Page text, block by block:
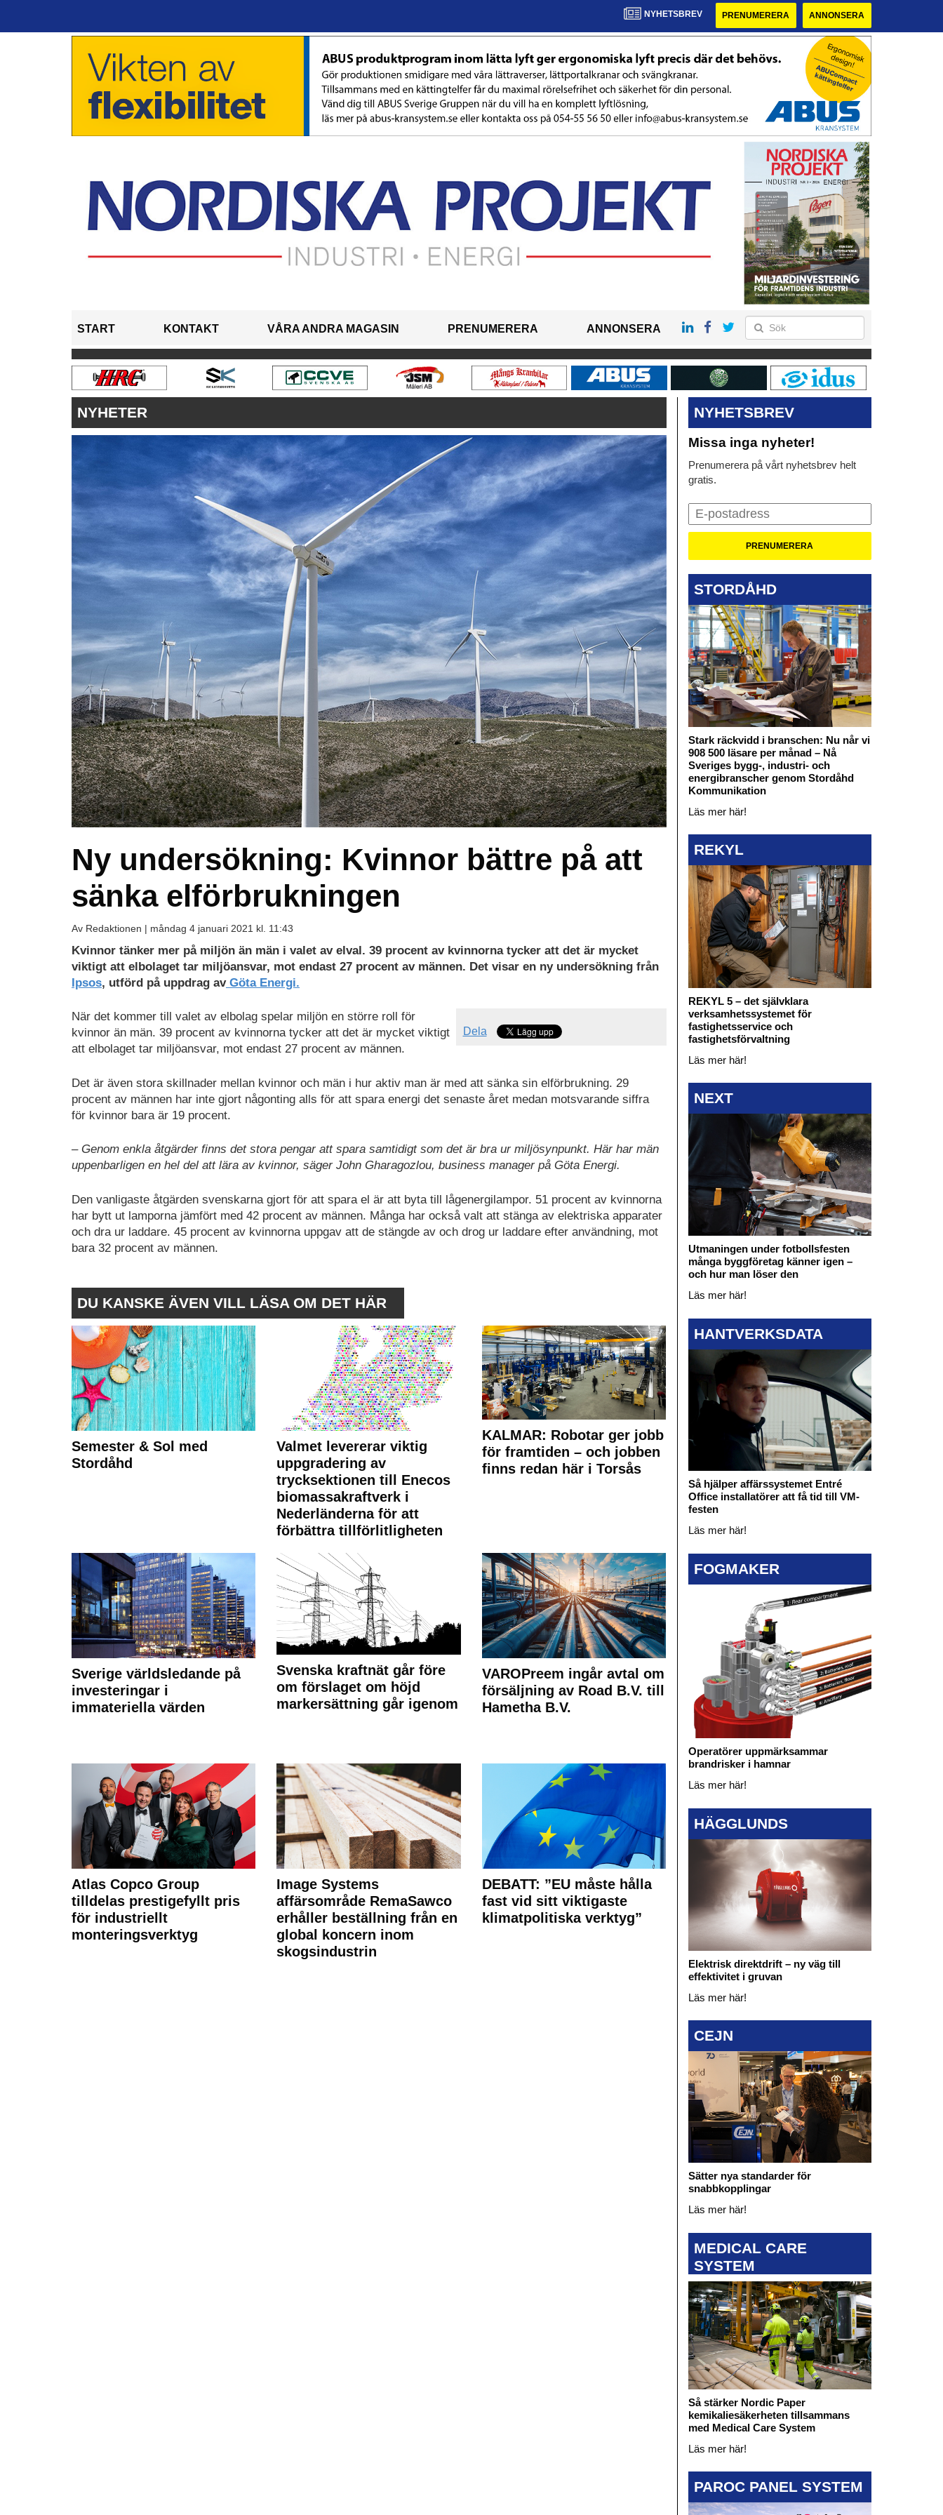
NYHETSBREV PRENUMERERA ANNONSERA
START KONTAKT VÅRA ANDRA MAGASIN PRENUMERERA ANNONSERA
NYHETER
Ny undersökning: Kvinnor bättre på att
sänka elförbrukningen
Av Redaktionen | måndag 4 januari 2021 kl. 11:43
Kvinnor tänker mer på miljön än män i valet av elval. 39 procent av kvinnorna tycker att det är mycket
viktigt att elbolaget tar miljöansvar, mot endast 27 procent av männen. Det visar en ny undersökning från
Ipsos, utförd på uppdrag avGöta Energi.
Dela
När det kommer till valet av elbolag spelar miljön en större roll för
kvinnor än män. 39 procent av kvinnorna tycker att det är mycket viktigt
att elbolaget tar miljöansvar, mot endast 27 procent av männen.
Det är även stora skillnader mellan kvinnor och män i hur aktiv man är med att sänka sin elförbrukning. 29
procent av männen har inte gjort någonting alls för att spara energi det senaste året medan motsvarande siffra
för kvinnor bara är 19 procent.
– Genom enkla åtgärder finns det stora pengar att spara samtidigt som det är bra ur miljösynpunkt. Här har män
uppenbarligen en hel del att lära av kvinnor, säger John Gharagozlou, business manager på Göta Energi.
Den vanligaste åtgärden svenskarna gjort för att spara el är att byta till lågenergilampor. 51 procent av kvinnorna
har bytt ut lamporna jämfört med 42 procent av männen. Många har också valt att stänga av elektriska apparater
och dra ur laddare. 45 procent av kvinnorna uppgav att de stängde av och drog ur laddare efter användning, mot
bara 32 procent av männen.
DU KANSKE ÄVEN VILL LÄSA OM DET HÄR
Semester & Sol med
Stordåhd
Valmet levererar viktig
uppgradering av
trycksektionen till Enecos
biomassakraftverk i
Nederländerna för att
förbättra tillförlitligheten
KALMAR: Robotar ger jobb
för framtiden – och jobben
finns redan här i Torsås
Sverige världsledande på
investeringar i
immateriella värden
Svenska kraftnät går före
om förslaget om höjd
markersättning går igenom
VAROPreem ingår avtal om
försäljning av Road B.V. till
Hametha B.V.
Atlas Copco Group
tilldelas prestigefyllt pris
för industriellt
monteringsverktyg
Image Systems
affärsområde RemaSawco
erhåller beställning från en
global koncern inom
skogsindustrin
DEBATT: ”EU måste hålla
fast vid sitt viktigaste
klimatpolitiska verktyg”
NYHETSBREV
Missa inga nyheter!
Prenumerera på vårt nyhetsbrev helt
gratis.
STORDÅHD
Stark räckvidd i branschen: Nu når vi
908 500 läsare per månad – Nå
Sveriges bygg-, industri- och
energibranscher genom Stordåhd
Kommunikation
Läs mer här!
REKYL
REKYL 5 – det självklara
verksamhetssystemet för
fastighetsservice och
fastighetsförvaltning
Läs mer här!
NEXT
Utmaningen under fotbollsfesten
många byggföretag känner igen –
och hur man löser den
Läs mer här!
HANTVERKSDATA
Så hjälper affärssystemet Entré
Office installatörer att få tid till VM-
festen
Läs mer här!
FOGMAKER
Operatörer uppmärksammar
brandrisker i hamnar
Läs mer här!
HÄGGLUNDS
Elektrisk direktdrift – ny väg till
effektivitet i gruvan
Läs mer här!
CEJN
Sätter nya standarder för
snabbkopplingar
Läs mer här!
MEDICAL CARE
SYSTEM
Så stärker Nordic Paper
kemikaliesäkerheten tillsammans
med Medical Care System
Läs mer här!
PAROC PANEL SYSTEM